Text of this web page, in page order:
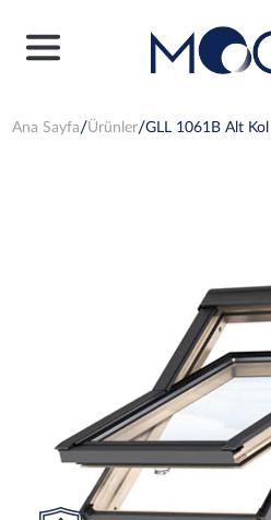
Ana Sayfa Ürünler GLL 1061B Alt